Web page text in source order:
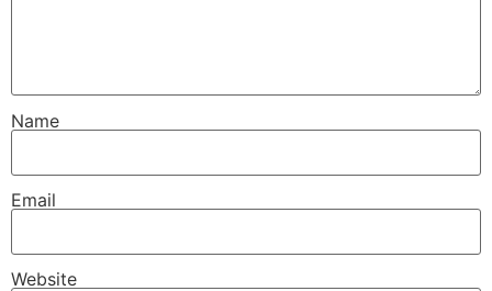
Name
Email
Website